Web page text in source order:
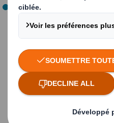
L’empreinte
écologique, mesure la
l’environnement. Pour la
(exprimées en hectares
produire les ressources
consomme et pour
cette consommation. Le
ressources sont gérées.